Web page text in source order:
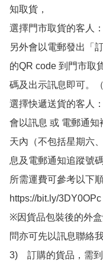
知取貨，
選擇門市取貨的客人：
另外會以電郵發出「
的QR code 到門市取
碼及出示訊息即可。
選擇快遞送貨的客人：
會以訊息 或 電郵通
天內（不包括星期六
息及電郵通知追蹤號
所需運費可參考以下
https://bit.ly/3DY0OPc
※因貨品包裝後的外
問亦可先以訊息聯絡
3)　訂購的貨品，需